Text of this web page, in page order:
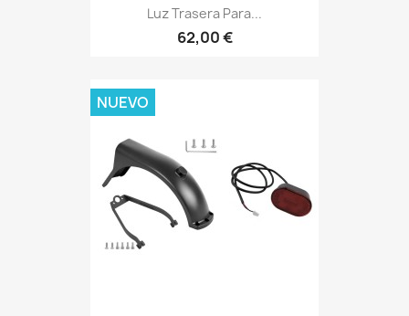
Luz Trasera Para...
62,00 €
NUEVO